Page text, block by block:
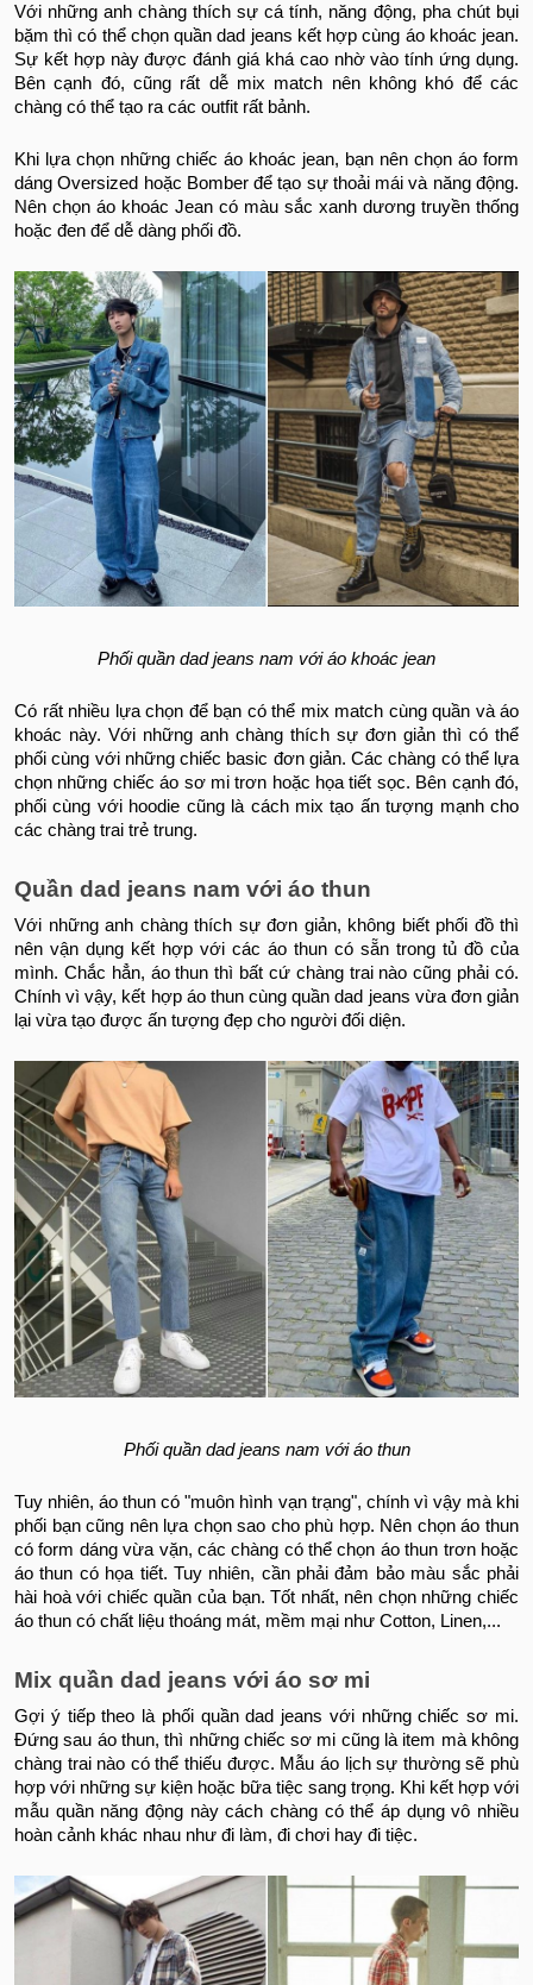
Với những anh chàng thích sự cá tính, năng động, pha chút bụi
bặm thì có thể chọn quần dad jeans kết hợp cùng áo khoác jean.
Sự kết hợp này được đánh giá khá cao nhờ vào tính ứng dụng.
Bên cạnh đó, cũng rất dễ mix match nên không khó để các
chàng có thể tạo ra các outfit rất bảnh.
Khi lựa chọn những chiếc áo khoác jean, bạn nên chọn áo form
dáng Oversized hoặc Bomber để tạo sự thoải mái và năng động.
Nên chọn áo khoác Jean có màu sắc xanh dương truyền thống
hoặc đen để dễ dàng phối đồ.
Phối quần dad jeans nam với áo khoác jean
Có rất nhiều lựa chọn để bạn có thể mix match cùng quần và áo
khoác này. Với những anh chàng thích sự đơn giản thì có thể
phối cùng với những chiếc basic đơn giản. Các chàng có thể lựa
chọn những chiếc áo sơ mi trơn hoặc họa tiết sọc. Bên cạnh đó,
phối cùng với hoodie cũng là cách mix tạo ấn tượng mạnh cho
các chàng trai trẻ trung.
Quần dad jeans nam với áo thun
Với những anh chàng thích sự đơn giản, không biết phối đồ thì
nên vận dụng kết hợp với các áo thun có sẵn trong tủ đồ của
mình. Chắc hẳn, áo thun thì bất cứ chàng trai nào cũng phải có.
Chính vì vậy, kết hợp áo thun cùng quần dad jeans vừa đơn giản
lại vừa tạo được ấn tượng đẹp cho người đối diện.
Phối quần dad jeans nam với áo thun
Tuy nhiên, áo thun có "muôn hình vạn trạng", chính vì vậy mà khi
phối bạn cũng nên lựa chọn sao cho phù hợp. Nên chọn áo thun
có form dáng vừa vặn, các chàng có thể chọn áo thun trơn hoặc
áo thun có họa tiết. Tuy nhiên, cần phải đảm bảo màu sắc phải
hài hoà với chiếc quần của bạn. Tốt nhất, nên chọn những chiếc
áo thun có chất liệu thoáng mát, mềm mại như Cotton, Linen,...
Mix quần dad jeans với áo sơ mi
Gợi ý tiếp theo là phối quần dad jeans với những chiếc sơ mi.
Đứng sau áo thun, thì những chiếc sơ mi cũng là item mà không
chàng trai nào có thể thiếu được. Mẫu áo lịch sự thường sẽ phù
hợp với những sự kiện hoặc bữa tiệc sang trọng. Khi kết hợp với
mẫu quần năng động này cách chàng có thể áp dụng vô nhiều
hoàn cảnh khác nhau như đi làm, đi chơi hay đi tiệc.